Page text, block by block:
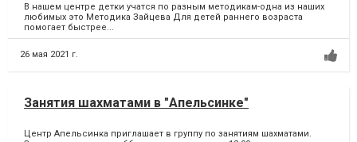
В нашем центре детки учатся по разным методикам-одна из наших
любимых это Методика Зайцева Для детей раннего возраста
помогает быстрее...
26 мая 2021 г.
Занятия шахматами в "Апельсинке"
Центр Апельсинка приглашает в группу по занятиям шахматами.